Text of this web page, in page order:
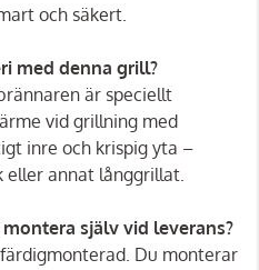
och säkert.
med denna grill?
är speciellt
vid grillning med
inre och krispig yta –
eller annat långgrillat.
själv vid leverans?
Du monterar